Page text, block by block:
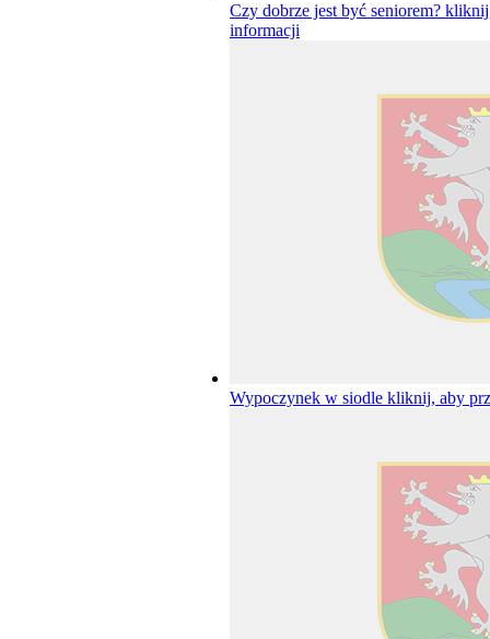
Czy dobrze jest być seniorem?
informacji
Wypoczynek w siodle kliknij, aby